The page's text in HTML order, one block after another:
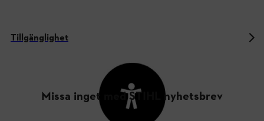
Tillgänglighet
Missa inget med STIHL nyhetsbrev